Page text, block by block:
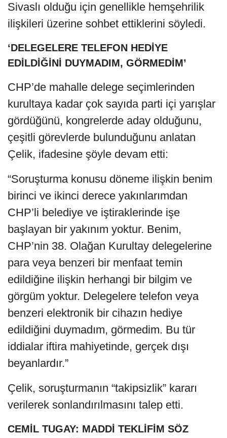
Sivaslı olduğu için genellikle hemşehrilik
ilişkileri üzerine sohbet ettiklerini söyledi.
‘DELEGELERE TELEFON HEDİYE
EDİLDİĞİNİ DUYMADIM, GÖRMEDİM’
CHP’de mahalle delege seçimlerinden
kurultaya kadar çok sayıda parti içi yarışlar
gördüğünü, kongrelerde aday olduğunu,
çeşitli görevlerde bulunduğunu anlatan
Çelik, ifadesine şöyle devam etti:
“Soruşturma konusu döneme ilişkin benim
birinci ve ikinci derece yakınlarımdan
CHP’li belediye ve iştiraklerinde işe
başlayan bir yakınım yoktur. Benim,
CHP’nin 38. Olağan Kurultay delegelerine
para veya benzeri bir menfaat temin
edildiğine ilişkin herhangi bir bilgim ve
görgüm yoktur. Delegelere telefon veya
benzeri elektronik bir cihazın hediye
edildiğini duymadım, görmedim. Bu tür
iddialar iftira mahiyetinde, gerçek dışı
beyanlardır.”
Çelik, soruşturmanın “takipsizlik” kararı
verilerek sonlandırılmasını talep etti.
CEMİL TUGAY: MADDİ TEKLİFİM SÖZ